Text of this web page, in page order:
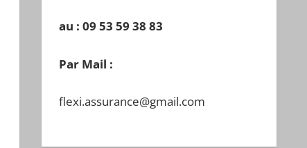
au : 09 53 59 38 83
Par Mail :
flexi.assurance@gmail.com